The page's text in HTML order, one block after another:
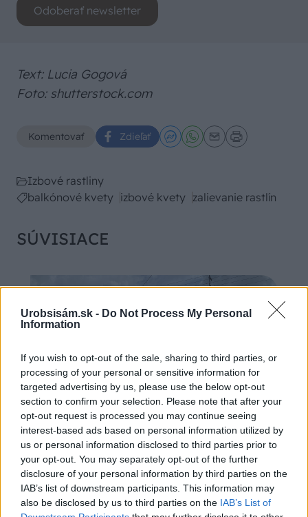
Urobsisám.sk - Do Not Process My Personal
Information
If you wish to opt-out of the sale, sharing to third parties, or
processing of your personal or sensitive information for
targeted advertising by us, please use the below opt-out
section to confirm your selection. Please note that after your
opt-out request is processed you may continue seeing
interest-based ads based on personal information utilized by
us or personal information disclosed to third parties prior to
your opt-out. You may separately opt-out of the further
disclosure of your personal information by third parties on the
IAB’s list of downstream participants. This information may
also be disclosed by us to third parties on the IAB’s List of
Odoberať newsletter
Text: Lucia Gogová
Foto: shutterstock.com
Komentovať Zdieľať
Izbové rastliny
balkónové kvety izbové kvety zalievanie rastlín
SÚVISIACE
Chystáte sa zatepľovať alebo meniť kotol?
Návod, ako v nových dotačných výzvach
neprísť o tisíce eur